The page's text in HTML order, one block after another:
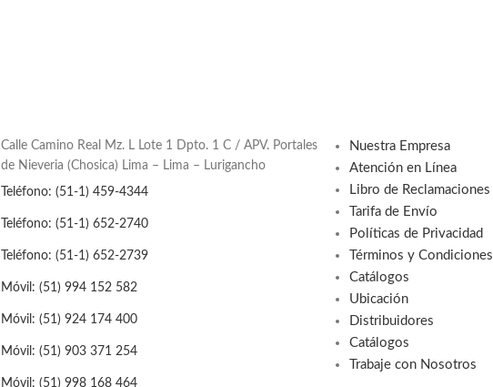
Calle Camino Real Mz. L Lote 1 Dpto. 1 C / APV. Portales
de Nieveria (Chosica) Lima – Lima – Lurigancho
Teléfono: (51-1) 459-4344
Teléfono: (51-1) 652-2740
Teléfono: (51-1) 652-2739
Móvil: (51) 994 152 582
Móvil: (51) 924 174 400
Móvil: (51) 903 371 254
Móvil: (51) 998 168 464
Nuestra Empresa
Atención en Línea
Libro de Reclamaciones
Tarifa de Envío
Políticas de Privacidad
Términos y Condiciones
Catálogos
Ubicación
Distribuidores
Catálogos
Trabaje con Nosotros